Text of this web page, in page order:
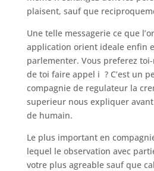
plaisent, sauf que
Une telle messagerie ce que
application orient ideale enfin
parlementer. Vous preferez
de toi faire appel i ? C’est un
compagnie de regulateur la
superieur nous expliquer
de humain.
Le plus important en
lequel le observation avec
votre plus agreable sauf que